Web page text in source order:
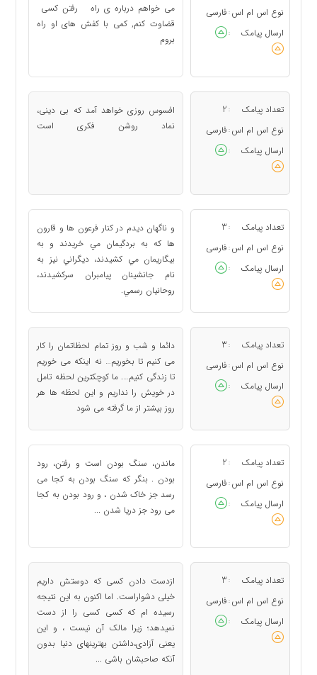
نوع اس ام اس : فارسی
ارسال پیامک
:
می خواهم درباره ی راه رفتن کسی
قضاوت کنم, کمی با کفش های او راه
بروم
تعداد پیامک :
2
نوع اس ام اس : فارسی
ارسال پیامک
:
افسوس روزی خواهد آمد که بی دینی،
نماد روشن فکری است
تعداد پیامک :
3
نوع اس ام اس : فارسی
ارسال پیامک
:
و ناگهان ديدم در کنار فرعون ها و قارون
ها که به بردگيمان مي خريدند و به
بيگاريمان مي کشيدند، ديگراني نيز به
نام جانشينان پيامبران سرکشيدند،
روحانيان رسمي.
تعداد پیامک :
3
نوع اس ام اس : فارسی
ارسال پیامک
:
دائما و شب و روز تمام لحظاتمان را کار
می کنیم تا بخوریم… نه اینکه می خوریم
تا زندگی کنیم…. ما کوچکترین لحظه تامل
در خویش را نداریم و این لحظه ها هر
روز بیشتر از ما گرفته می شود
تعداد پیامک :
2
نوع اس ام اس : فارسی
ارسال پیامک
:
ماندن، سنگ بودن است و رفتن، رود
بودن . بنگر که سنگ بودن به کجا می
رسد جز خاک شدن ، و رود بودن به کجا
می رود جز دریا شدن ...
تعداد پیامک :
3
نوع اس ام اس : فارسی
ارسال پیامک
:
ازدست دادن کسی که دوستش داریم
خیلی دشواراست. اما اکنون به این نتیجه
رسیده ام که کسی کسی را از دست
نمیدهد؛ زیرا‎ ‎مالک آن نیست ، و‎ ‎این
یعنی آزادی،داشتن بهترینهای دنیا بدون
آنکه صاحبشان باشی ...